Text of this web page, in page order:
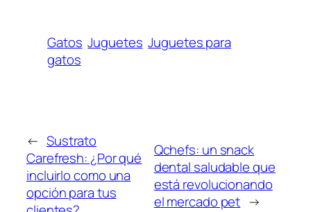
Gatos Juguetes Juguetes para
gatos
← Sustrato
Carefresh: ¿Por qué
incluirlo como una
opción para tus
Qchefs: un snack
dental saludable que
está revolucionando
el mercado pet →